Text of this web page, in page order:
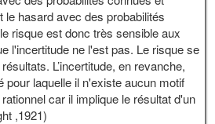
le hasard avec des probabilités
risque est donc très sensible aux
l'incertitude ne l'est pas. Le risque se
L’incertitude, en revanche,
pour laquelle il n'existe aucun motif
car il implique le résultat d'un
,1921)